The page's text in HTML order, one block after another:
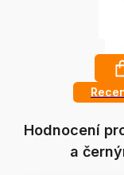
Hodnocení
a